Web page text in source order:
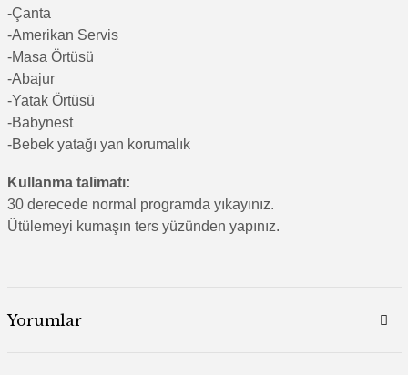
-Çanta
-Amerikan Servis
-Masa Örtüsü
-Abajur
-Yatak Örtüsü
-Babynest
-Bebek yatağı yan korumalık
Kullanma talimatı:
30 derecede normal programda yıkayınız.
Ütülemeyi kumaşın ters yüzünden yapınız.
Yorumlar